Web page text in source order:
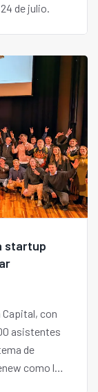
de julio.
startup
Capital, con
asistentes
de
como la